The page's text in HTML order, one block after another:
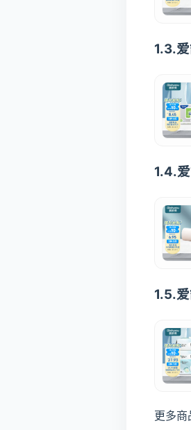
1.3.
1.4.
1.5.
更多商